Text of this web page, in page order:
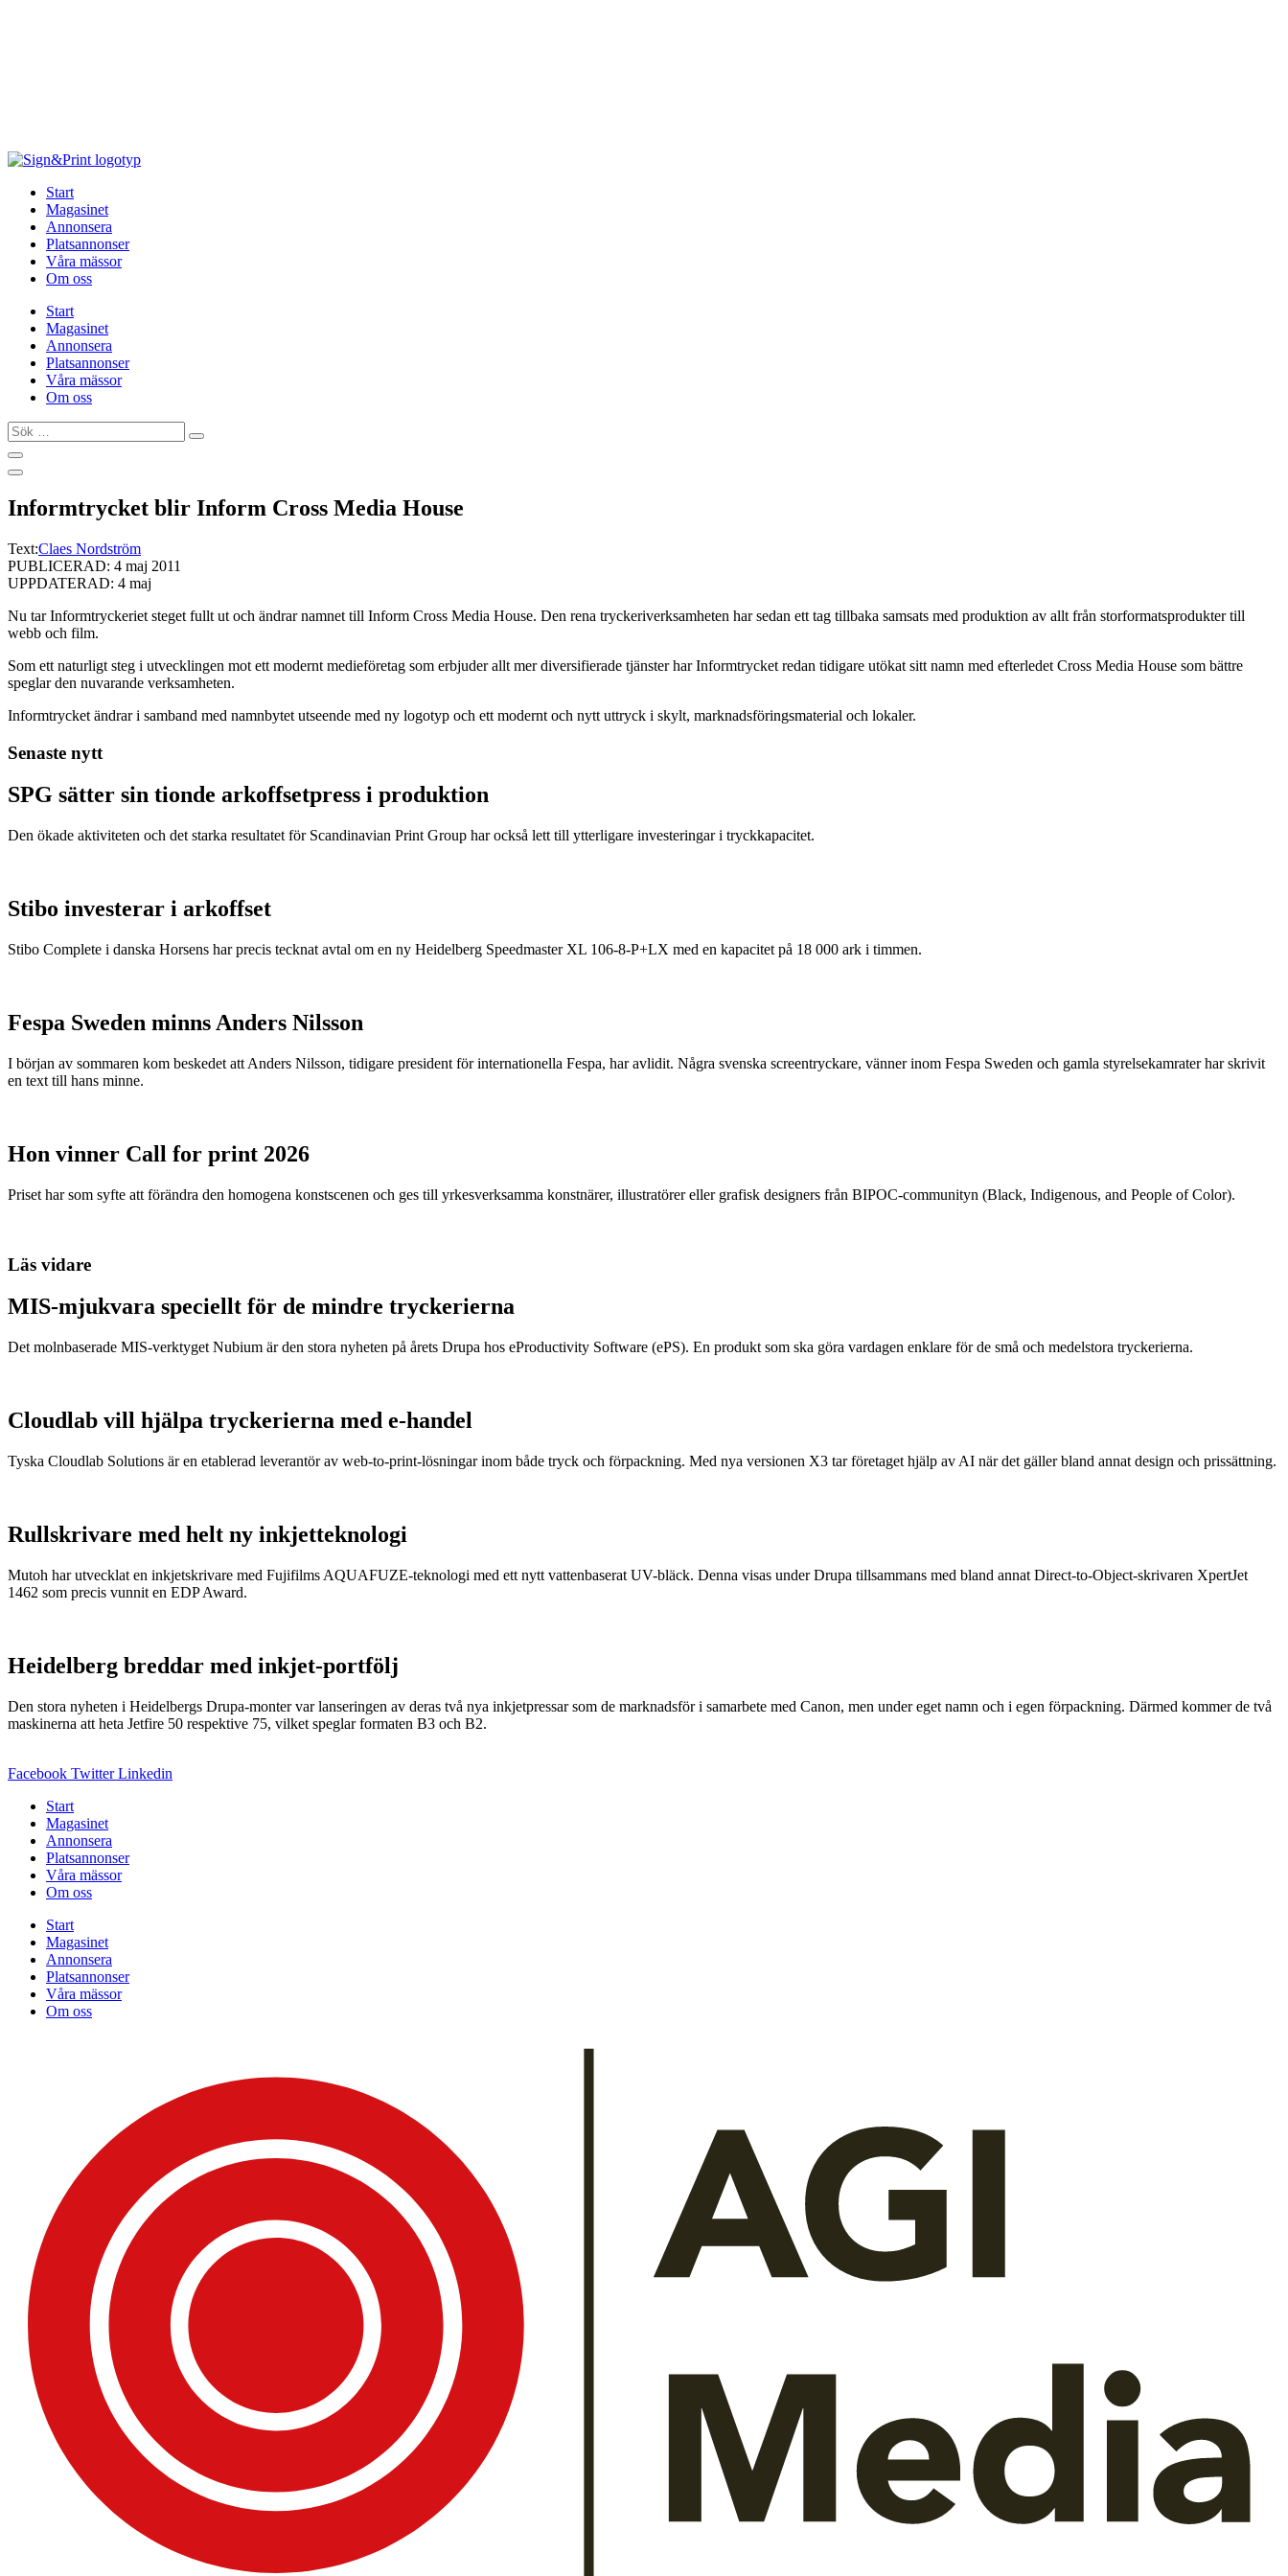
Start
Magasinet
Annonsera
Platsannonser
Våra mässor
Om oss
Start
Magasinet
Annonsera
Platsannonser
Våra mässor
Om oss
Sök
…
Informtrycket blir Inform Cross Media House
Text:Claes Nordström
PUBLICERAD: 4 maj 2011
UPPDATERAD: 4 maj
Nu tar Informtryckeriet steget fullt ut och ändrar namnet till Inform Cross Media House. Den rena tryckeriverksamheten har sedan ett tag tillbaka samsats med produktion av allt från storformatsprodukter till
webb och film.
Som ett naturligt steg i utvecklingen mot ett modernt medieföretag som erbjuder allt mer diversifierade tjänster har Informtrycket redan tidigare utökat sitt namn med efterledet Cross Media House som bättre
speglar den nuvarande verksamheten.
Informtrycket ändrar i samband med namnbytet utseende med ny logotyp och ett modernt och nytt uttryck i skylt, marknadsföringsmaterial och lokaler.
Senaste nytt
SPG sätter sin tionde arkoffsetpress i produktion
Den ökade aktiviteten och det starka resultatet för Scandinavian Print Group har också lett till ytterligare investeringar i tryckkapacitet.
Stibo investerar i arkoffset
Stibo Complete i danska Horsens har precis tecknat avtal om en ny Heidelberg Speedmaster XL 106-8-P+LX med en kapacitet på 18 000 ark i timmen.
Fespa Sweden minns Anders Nilsson
I början av sommaren kom beskedet att Anders Nilsson, tidigare president för internationella Fespa, har avlidit. Några svenska screentryckare, vänner inom Fespa Sweden och gamla styrelsekamrater har skrivit
en text till hans minne.
Hon vinner Call for print 2026
Priset har som syfte att förändra den homogena konstscenen och ges till yrkesverksamma konstnärer, illustratörer eller grafisk designers från BIPOC-communityn (Black, Indigenous, and People of Color).
Läs vidare
MIS-mjukvara speciellt för de mindre tryckerierna
Det molnbaserade MIS-verktyget Nubium är den stora nyheten på årets Drupa hos eProductivity Software (ePS). En produkt som ska göra vardagen enklare för de små och medelstora tryckerierna.
Cloudlab vill hjälpa tryckerierna med e-handel
Tyska Cloudlab Solutions är en etablerad leverantör av web-to-print-lösningar inom både tryck och förpackning. Med nya versionen X3 tar företaget hjälp av AI när det gäller bland annat design och prissättning.
Rullskrivare med helt ny inkjetteknologi
Mutoh har utvecklat en inkjetskrivare med Fujifilms AQUAFUZE-teknologi med ett nytt vattenbaserat UV-bläck. Denna visas under Drupa tillsammans med bland annat Direct-to-Object-skrivaren XpertJet
1462 som precis vunnit en EDP Award.
Heidelberg breddar med inkjet-portfölj
Den stora nyheten i Heidelbergs Drupa-monter var lanseringen av deras två nya inkjetpressar som de marknadsför i samarbete med Canon, men under eget namn och i egen förpackning. Därmed kommer de två
maskinerna att heta Jetfire 50 respektive 75, vilket speglar formaten B3 och B2.
Facebook Twitter Linkedin
Start
Magasinet
Annonsera
Platsannonser
Våra mässor
Om oss
Start
Magasinet
Annonsera
Platsannonser
Våra mässor
Om oss